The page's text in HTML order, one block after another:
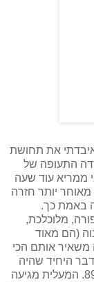
את תחושת
התעופה של
ממריא עוד שעה
יותר חזרה
באמת כך.
מלוכלכת,
(הם מאוד
משאיר אותם הכי
היחיד שהיה
נחמד זו המעלית. 35 שניות ואתה עולה לקומה 89. המעלית מגיעה